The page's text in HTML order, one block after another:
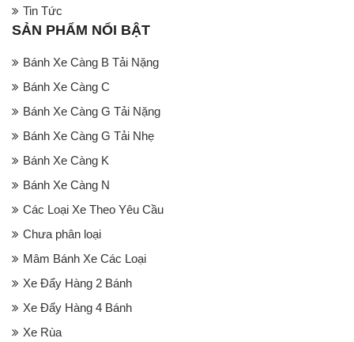
Tin Tức
SẢN PHẨM NỔI BẬT
Bánh Xe Càng B Tải Nặng
Bánh Xe Càng C
Bánh Xe Càng G Tải Nặng
Bánh Xe Càng G Tải Nhẹ
Bánh Xe Càng K
Bánh Xe Càng N
Các Loại Xe Theo Yêu Cầu
Chưa phân loại
Mâm Bánh Xe Các Loại
Xe Đẩy Hàng 2 Bánh
Xe Đẩy Hàng 4 Bánh
Xe Rùa